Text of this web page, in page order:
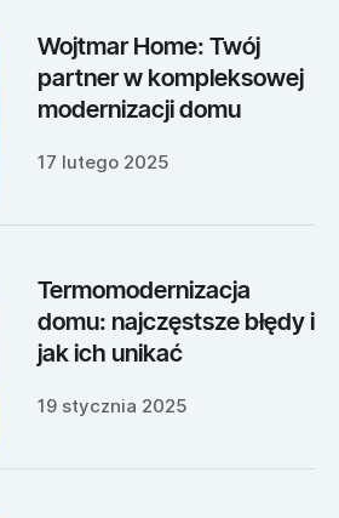
Wojtmar Home: Twój
partner w kompleksowej
modernizacji domu
17 lutego 2025
Termomodernizacja
domu: najczęstsze błędy i
jak ich unikać
19 stycznia 2025